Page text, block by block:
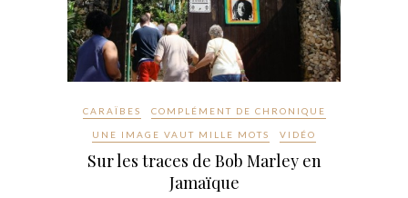
CARAÏBES COMPLÉMENT DE CHRONIQUE
UNE IMAGE VAUT MILLE MOTS VIDÉO
Sur les traces de Bob Marley en
Jamaïque